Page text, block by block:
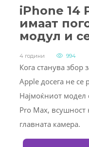
iPhone 14
имаат
модул и
4 години 994
Кога станува збор
Apple досега не
Најмоќниот модел
Pro Max, всушност
главната камера.